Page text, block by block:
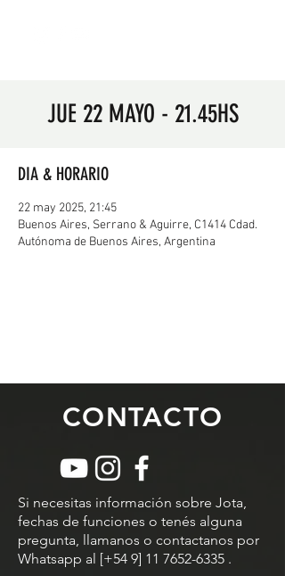
JUE 22 MAYO - 21.45HS
DIA & HORARIO
22 may 2025, 21:45
Buenos Aires, Serrano & Aguirre, C1414 Cdad.
Autónoma de Buenos Aires, Argentina
CONTACTO
Si necesitas información sobre Jota,
fechas de funciones o tenés alguna
pregunta, llamanos o contactanos por
Whatsapp al [+54 9] 11 7652-6335 .